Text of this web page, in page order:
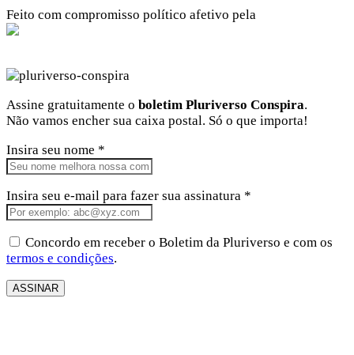
Feito com compromisso político afetivo pela
Assine gratuitamente o boletim Pluriverso Conspira.
Não vamos encher sua caixa postal. Só o que importa!
Insira seu nome *
Insira seu e-mail para fazer sua assinatura *
Concordo em receber o Boletim da Pluriverso e com os
termos e condições.